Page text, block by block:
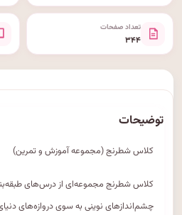
تعداد صفحات
۳۴۴
توضیحات
کلاس شطرنج (مجموعه آموزش و تمرین)
کلاس شطرنج مجموعه‌ای از درس‌های
چشم‌اندازهای نوینی به سوی دروازه‌های